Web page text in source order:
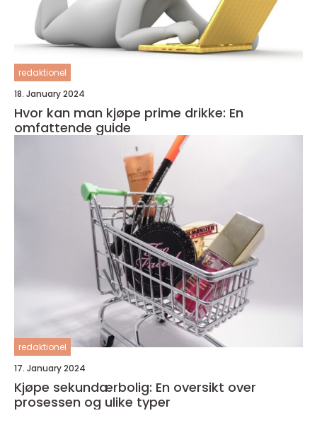
redaktionel
18. January 2024
Hvor kan man kjøpe prime drikke: En
omfattende guide
redaktionel
17. January 2024
Kjøpe sekundærbolig: En oversikt over
prosessen og ulike typer